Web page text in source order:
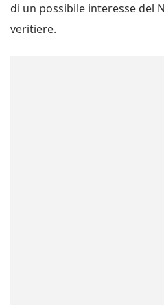
di un possibile interesse del
veritiere.